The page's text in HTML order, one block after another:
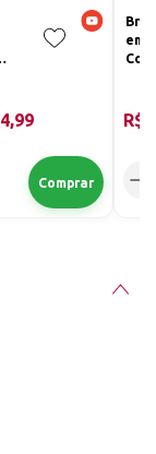
em
R$